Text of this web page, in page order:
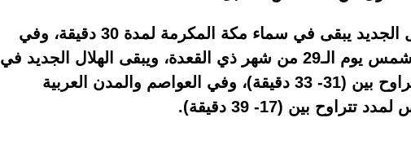
وأوضح المعمل، في بيانه، أن الهلال الجديد يبقى في سماء مكة المكرمة لمدة 30 دقيقة، وفي
القاهرة لمدة 32 دقيقة بعد غروب شمس يوم الـ29 من شهر ذي القعدة، ويبقى الهلال الجديد في
سماء محافظات الجمهورية لمدد تتراوح بين (31- 33 دقيقة)، وفي العواصم والمدن العربية
بين (17- 39 دقيقة).